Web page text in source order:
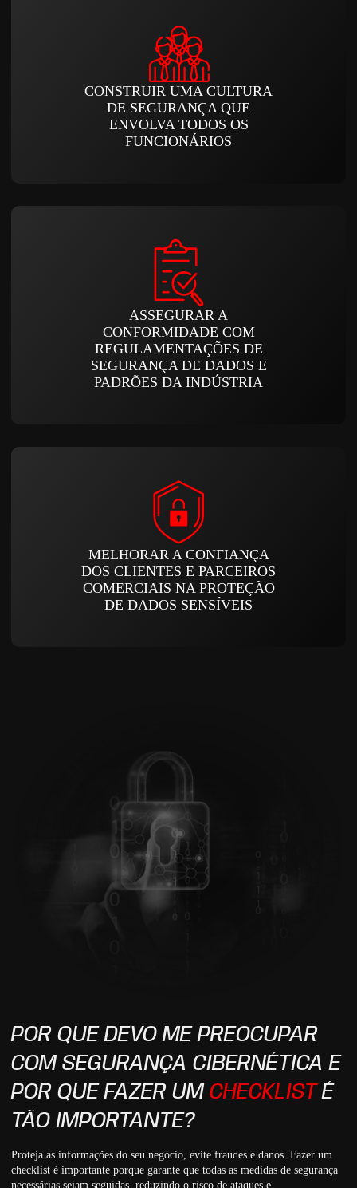
CONSTRUIR UMA CULTURA
DE SEGURANÇA QUE
ENVOLVA TODOS OS
FUNCIONÁRIOS
ASSEGURAR A
CONFORMIDADE COM
REGULAMENTAÇÕES DE
SEGURANÇA DE DADOS E
PADRÕES DA INDÚSTRIA
MELHORAR A CONFIANÇA
DOS CLIENTES E PARCEIROS
COMERCIAIS NA PROTEÇÃO
DE DADOS SENSÍVEIS
POR QUE DEVO ME PREOCUPAR
COM SEGURANÇA CIBERNÉTICA E
POR QUE FAZER UM CHECKLISTÉ
TÃO IMPORTANTE?
Proteja as informações do seu negócio, evite fraudes e danos. Fazer um
checklist é importante porque garante que todas as medidas de segurança
necessárias sejam seguidas, reduzindo o risco de ataques e